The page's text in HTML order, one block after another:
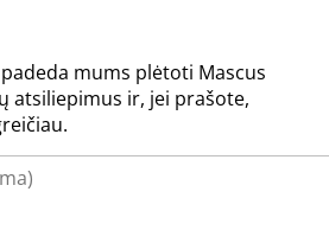
mums plėtoti Mascus
atsiliepimus ir, jei prašote,